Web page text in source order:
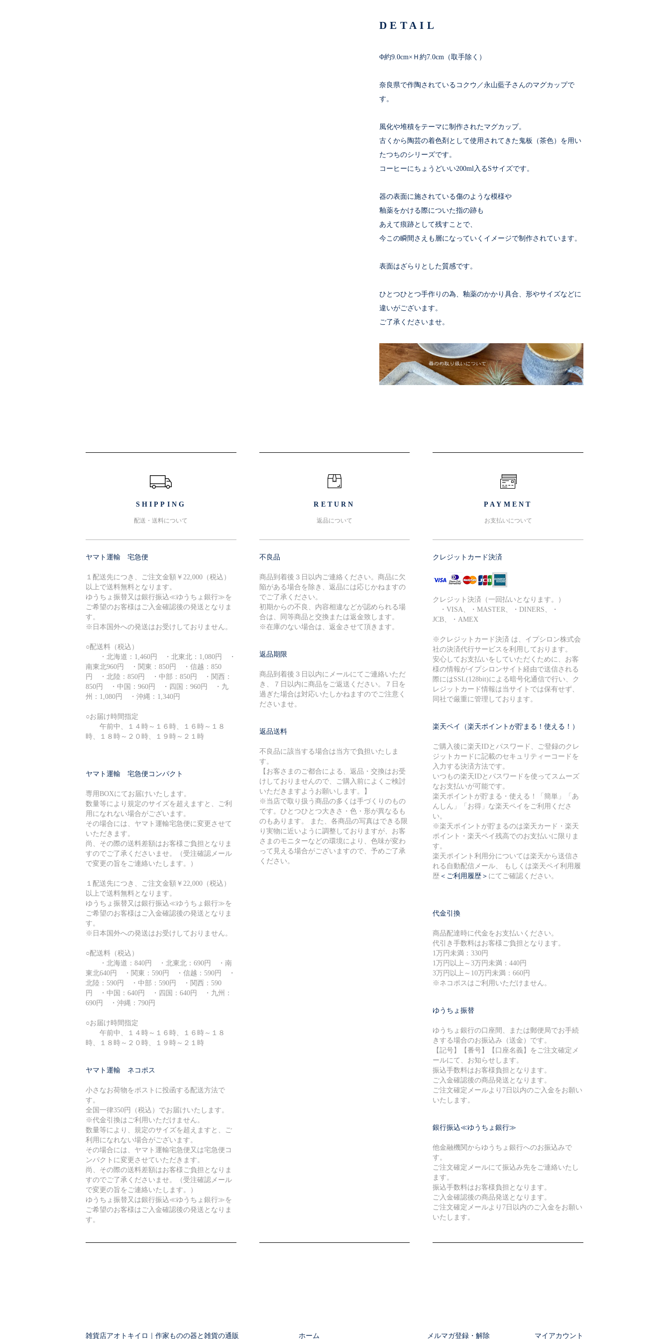
DETAIL
Φ約9.0cm×Ｈ約7.0cm（取手除く）
奈良県で作陶されているコクウ／永山藍子さんのマグカップで
す。
風化や堆積をテーマに制作されたマグカップ。
古くから陶芸の着色剤として使用されてきた鬼板（茶色）を用い
たつちのシリーズです。
コーヒーにちょうどいい200ml入るSサイズです。
器の表面に施されている傷のような模様や
釉薬をかける際についた指の跡も
あえて痕跡として残すことで、
今この瞬間さえも層になっていくイメージで制作されています。
表面はざらりとした質感です。
ひとつひとつ手作りの為、釉薬のかかり具合、形やサイズなどに
違いがございます。
ご了承くださいませ。
SHIPPING
配送・送料について
ヤマト運輸 宅急便
１配送先につき、ご注文金額￥22,000（税込）
以上で送料無料となります。
ゆうちょ振替又は銀行振込≪ゆうちょ銀行≫を
ご希望のお客様はご入金確認後の発送となりま
す。
※日本国外への発送はお受けしておりません。
○配送料（税込）
・北海道：1,460円 ・北東北：1,080円 ・
南東北960円 ・関東：850円 ・信越：850
円 ・北陸：850円 ・中部：850円 ・関西：
850円 ・中国：960円 ・四国：960円 ・九
州：1,080円 ・沖縄：1,340円
○お届け時間指定
午前中、１４時～１６時、１６時～１８
時、１８時～２０時、１９時～２１時
ヤマト運輸 宅急便コンパクト
専用BOXにてお届けいたします。
数量等により規定のサイズを超えますと、ご利
用になれない場合がございます。
その場合には、ヤマト運輸宅急便に変更させて
いただきます。
尚、その際の送料差額はお客様ご負担となりま
すのでご了承くださいませ。（受注確認メール
で変更の旨をご連絡いたします。）
１配送先につき、ご注文金額￥22,000（税込）
以上で送料無料となります。
ゆうちょ振替又は銀行振込≪ゆうちょ銀行≫を
ご希望のお客様はご入金確認後の発送となりま
す。
※日本国外への発送はお受けしておりません。
○配送料（税込）
・北海道：840円 ・北東北：690円 ・南
東北640円 ・関東：590円 ・信越：590円 ・
北陸：590円 ・中部：590円 ・関西：590
円 ・中国：640円 ・四国：640円 ・九州：
690円 ・沖縄：790円
○お届け時間指定
午前中、１４時～１６時、１６時～１８
時、１８時～２０時、１９時～２１時
ヤマト運輸 ネコポス
小さなお荷物をポストに投函する配送方法で
す。
全国一律350円（税込）でお届けいたします。
※代金引換はご利用いただけません。
数量等により、規定のサイズを超えますと、ご
利用になれない場合がございます。
その場合には、ヤマト運輸宅急便又は宅急便コ
ンパクトに変更させていただきます。
尚、その際の送料差額はお客様ご負担となりま
すのでご了承くださいませ。（受注確認メール
で変更の旨をご連絡いたします。）
ゆうちょ振替又は銀行振込≪ゆうちょ銀行≫を
ご希望のお客様はご入金確認後の発送となりま
す。
RETURN
返品について
不良品
商品到着後３日以内ご連絡ください。商品に欠
陥がある場合を除き、返品には応じかねますの
でご了承ください。
初期からの不良、内容相違などが認められる場
合は、同等商品と交換または返金致します。
※在庫のない場合は、返金させて頂きます。
返品期限
商品到着後３日以内にメールにてご連絡いただ
き、７日以内に商品をご返送ください。７日を
過ぎた場合は対応いたしかねますのでご注意く
ださいませ。
返品送料
不良品に該当する場合は当方で負担いたしま
す。
【お客さまのご都合による、返品・交換はお受
けしておりませんので、ご購入前によくご検討
いただきますようお願いします。】
※当店で取り扱う商品の多くは手づくりのもの
です。ひとつひとつ大きさ・色・形が異なるも
のもあります。 また、各商品の写真はできる限
り実物に近いように調整しておりますが、お客
さまのモニターなどの環境により、色味が変わ
って見える場合がございますので、予めご了承
ください。
PAYMENT
お支払いについて
クレジットカード決済
クレジット決済（一回払いとなります。）
・VISA、・MASTER、・DINERS、・
JCB、・AMEX
※クレジットカード決済 は、イプシロン株式会
社の決済代行サービスを利用しております。
安心してお支払いをしていただくために、お客
様の情報がイプシロンサイト経由で送信される
際にはSSL(128bit)による暗号化通信で行い、ク
レジットカード情報は当サイトでは保有せず、
同社で厳重に管理しております。
楽天ペイ（楽天ポイントが貯まる！使える！）
ご購入後に楽天IDとパスワード、ご登録のクレ
ジットカードに記載のセキュリティーコードを
入力する決済方法です。
いつもの楽天IDとパスワードを使ってスムーズ
なお支払いが可能です。
楽天ポイントが貯まる・使える！「簡単」「あ
んしん」「お得」な楽天ペイをご利用くださ
い。
※楽天ポイントが貯まるのは楽天カード・楽天
ポイント・楽天ペイ残高でのお支払いに限りま
す。
楽天ポイント利用分については楽天から送信さ
れる自動配信メール、 もしくは楽天ペイ利用履
歴 ＜ご利用履歴＞ にてご確認ください。
代金引換
商品配達時に代金をお支払いください。
代引き手数料はお客様ご負担となります。
1万円未満：330円
1万円以上～3万円未満：440円
3万円以上～10万円未満：660円
※ネコポスはご利用いただけません。
ゆうちょ振替
ゆうちょ銀行の口座間、または郵便局でお手続
きする場合のお振込み（送金）です。
【記号】【番号】【口座名義】をご注文確定メ
ールにて、お知らせします。
振込手数料はお客様負担となります。
ご入金確認後の商品発送となります。
ご注文確定メールより7日以内のご入金をお願い
いたします。
銀行振込≪ゆうちょ銀行≫
他金融機関からゆうちょ銀行へのお振込みで
す。
ご注文確定メールにて振込み先をご連絡いたし
ます。
振込手数料はお客様負担となります。
ご入金確認後の商品発送となります。
ご注文確定メールより7日以内のご入金をお願い
いたします。
雑貨店アオトキイロ｜作家ものの器と雑貨の通販 ホーム メルマガ登録・解除 マイアカウント